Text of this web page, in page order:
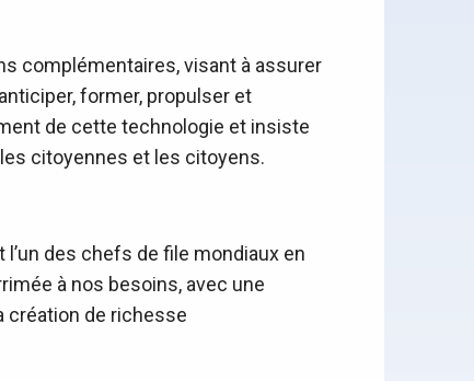
complémentaires, visant à assurer
former, propulser et
de cette technologie et insiste
citoyennes et les citoyens.
l’un des chefs de file mondiaux en
à nos besoins, avec une
création de richesse